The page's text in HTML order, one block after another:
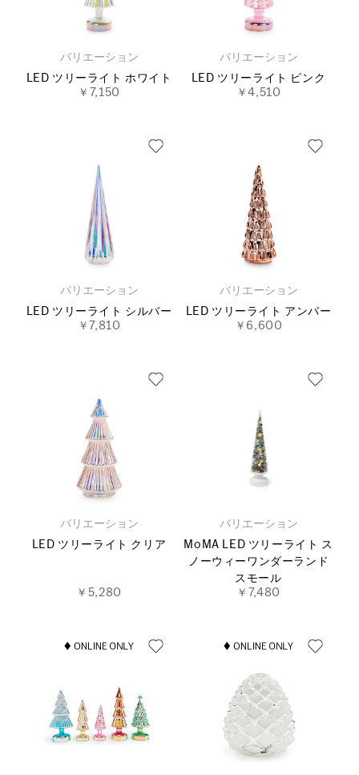
バリエーション
LED ツリーライト ホワイト
￥7,150
バリエーション
LED ツリーライト ピンク
￥4,510
バリエーション
LED ツリーライト シルバー
￥7,810
バリエーション
LED ツリーライト アンバー
￥6,600
バリエーション
LED ツリーライト クリア
￥5,280
バリエーション
MoMA LED ツリーライト ス
ノーウィーワンダーランド
スモール
￥7,480